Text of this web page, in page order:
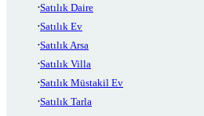
Satılık Daire
Satılık Ev
Satılık Arsa
Satılık Villa
Satılık Müstakil Ev
Satılık Tarla